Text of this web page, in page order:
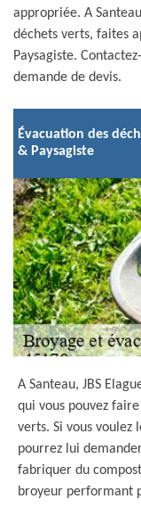
appropriée. A
déchets verts, faites
Paysagiste.
demande de devis.
Évacuation des
& Paysagiste
A Santeau, JBS
qui vous pouvez
verts. Si vous
pourrez lui
fabriquer du
broyeur performant